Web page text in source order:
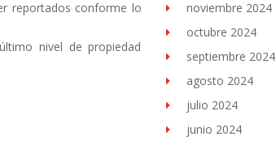
reportados conforme lo
nivel de propiedad
noviembre 2024
octubre 2024
septiembre 2024
agosto 2024
julio 2024
junio 2024